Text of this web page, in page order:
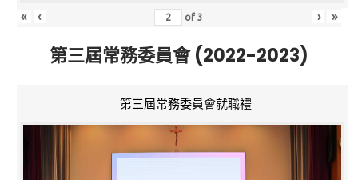
« ‹ of3 › »
第三屆常務委員會 (2022-2023)
第三屆常務委員會就職禮